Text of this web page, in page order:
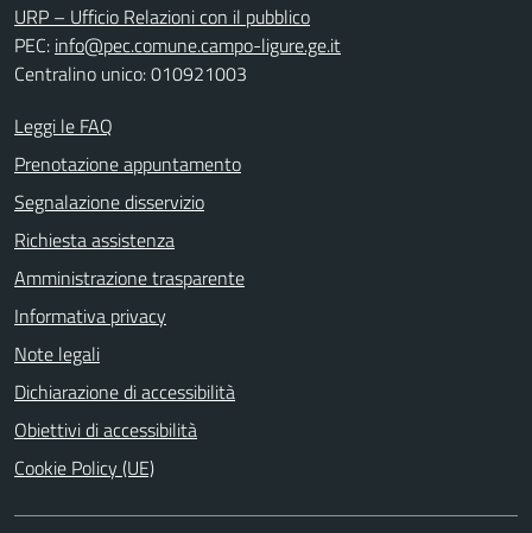
URP – Ufficio Relazioni con il pubblico
PEC: info@pec.comune.campo-ligure.ge.it
Centralino unico: 010921003
Leggi le FAQ
Prenotazione appuntamento
Segnalazione disservizio
Richiesta assistenza
Amministrazione trasparente
Informativa privacy
Note legali
Dichiarazione di accessibilità
Obiettivi di accessibilità
Cookie Policy (UE)